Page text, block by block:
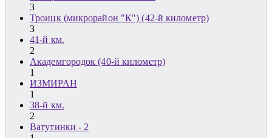
3
Троицк (микрорайон "К") (42-й километр)
3
41-й км.
2
Академгородок (40-й километр)
1
ИЗМИРАН
1
38-й км.
2
Ватутинки - 2